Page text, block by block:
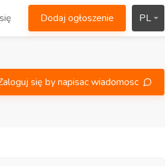
Dodaj ogłoszenie PL
się by napisac wiadomosc